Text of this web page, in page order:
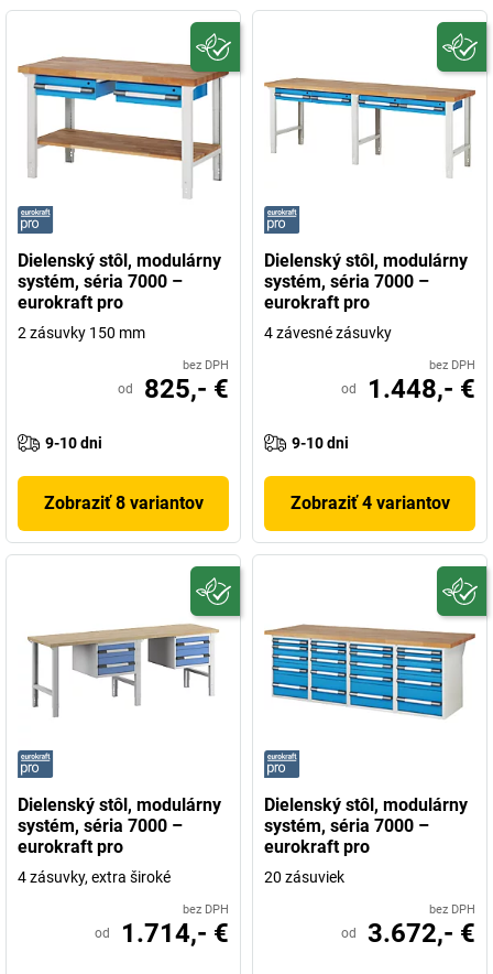
Dielenský stôl, modulárny
systém, séria 7000 –
eurokraft pro
2 zásuvky 150 mm
bez DPH
od 825,- €
9-10 dni
Zobraziť 8 variantov
Dielenský stôl, modulárny
systém, séria 7000 –
eurokraft pro
4 závesné zásuvky
bez DPH
od 1.448,- €
9-10 dni
Zobraziť 4 variantov
Dielenský stôl, modulárny
systém, séria 7000 –
eurokraft pro
4 zásuvky, extra široké
bez DPH
od 1.714,- €
Dielenský stôl, modulárny
systém, séria 7000 –
eurokraft pro
20 zásuviek
bez DPH
od 3.672,- €